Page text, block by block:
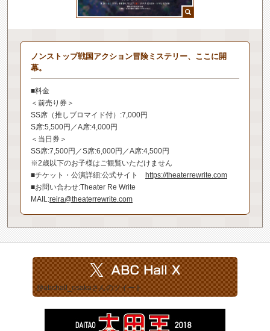
ノンストップ戦国アクション冒険ミステリー、ここに開
幕。
■料金
＜前売り券＞
SS席（推しブロマイド付）:7,000円
S席:5,500円／A席:4,000円
＜当日券＞
SS席:7,500円／S席:6,000円／A席:4,500円
※2歳以下のお子様はご観覧いただけません
■チケット・公演詳細:公式サイト
https://theaterrewrite.com
■お問い合わせ:Theater Re Write
MAIL:reira@theaterrewrite.com
@abchall_osakaさんのツイート